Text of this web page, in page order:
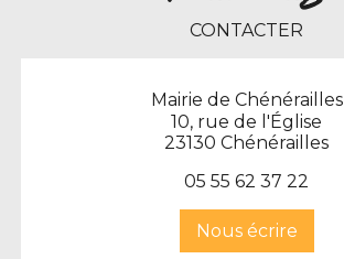
CONTACTER
Mairie de Chénérailles
10, rue de l'Église
23130 Chénérailles
05 55 62 37 22
Nous écrire